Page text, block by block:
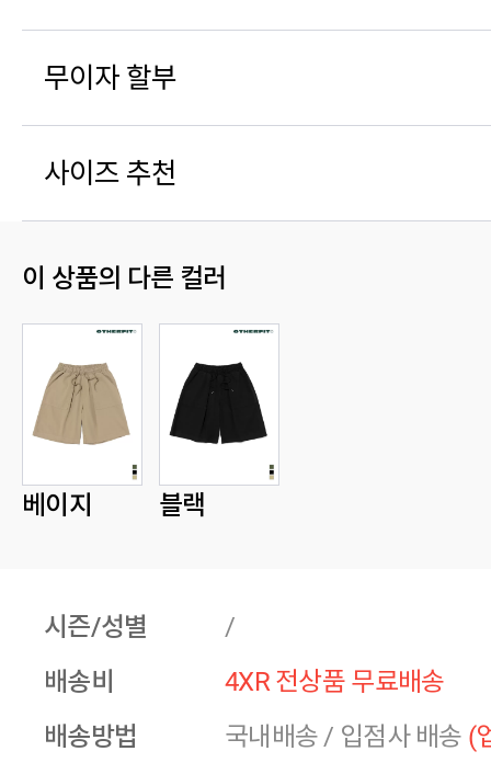
무이자 할부
사이즈 추천
이 상품의 다른 컬러
베이지 블랙
시즌/성별
/
배송비
4XR 전상품 무료배송
배송방법
국내배송 / 입점사 배송 (